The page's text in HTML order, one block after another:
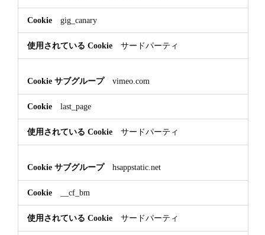
gig_canary
サードパーティ
vimeo.com
last_page
サードパーティ
hsappstatic.net
__cf_bm
サードパーティ